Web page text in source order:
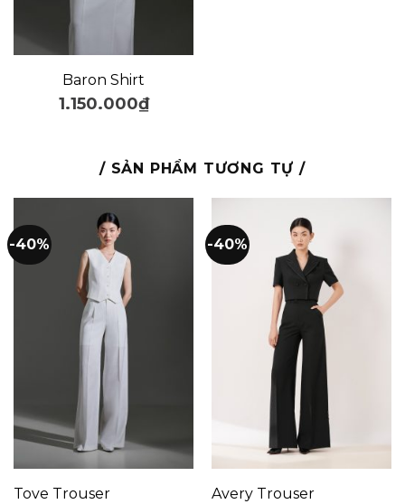
Baron Shirt
1.150.000₫
/ SẢN PHẨM TƯƠNG TỰ /
-40%
Tove Trouser
-40%
Avery Trouser